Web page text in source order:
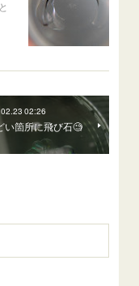
02:26
い箇所に飛び石🧐